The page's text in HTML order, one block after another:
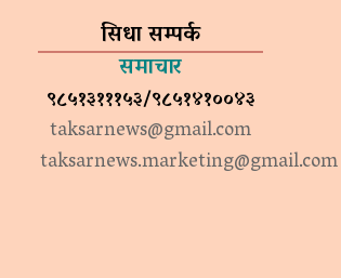
सिधा सम्पर्क
समाचार
९८५१३१११५३/९८५१४१००४३
taksarnews@gmail.com
taksarnews.marketing@gmail.com